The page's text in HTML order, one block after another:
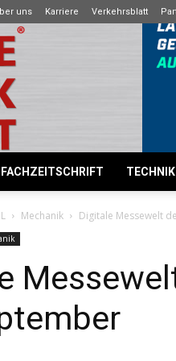
uns Karriere Verkehrsblatt
FACHZEITSCHRIFT
Mechanik Digitale Messewelt